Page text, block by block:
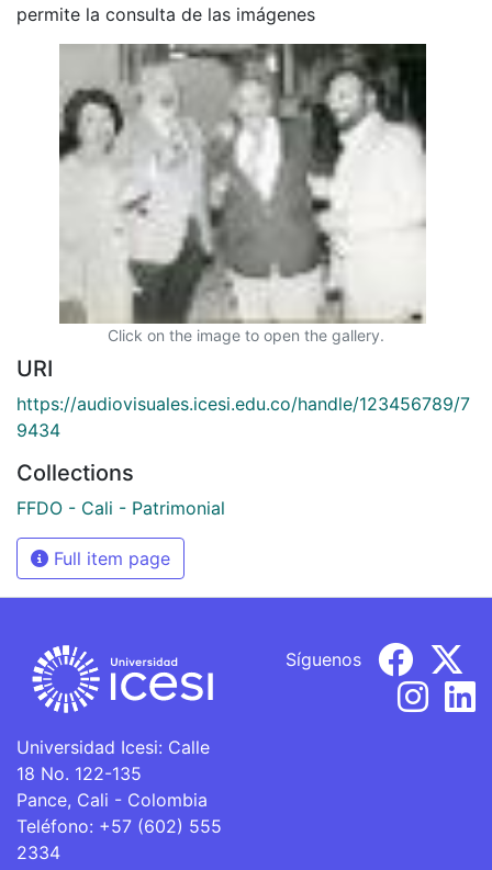
permite la consulta de las imágenes
Click on the image to open the gallery.
URI
https://audiovisuales.icesi.edu.co/handle/123456789/7
9434
Collections
FFDO - Cali - Patrimonial
Full item page
Universidad Icesi: Calle
18 No. 122-135
Pance, Cali - Colombia
Teléfono: +57 (602) 555
2334
Síguenos